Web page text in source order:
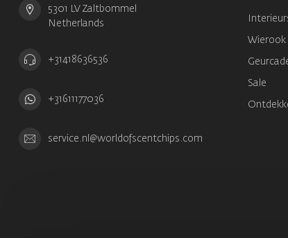
5301 LV Zaltbommel
Netherlands
+31418636536
+31611177036
service.nl@worldofscentchips.com
Wierook
Sale